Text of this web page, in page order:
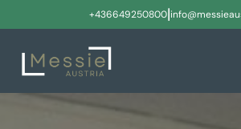
+436649250800|